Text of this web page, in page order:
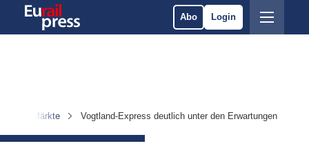
Abo Login
& Märkte Vogtland-Express deutlich unter den Erwartungen